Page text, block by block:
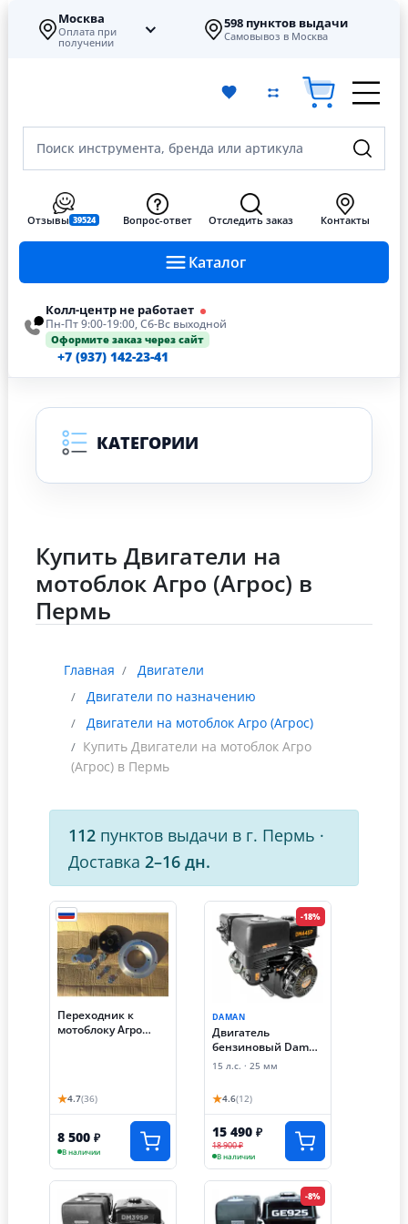
Москва
Оплата при
получении
598 пунктов выдачи
Самовывоз в Москва
Поиск инструмента, бренда или артикула
Каталог
Отзывы 39524 Вопрос-ответ Отследить заказ Контакты
Колл-центр не работает
Пн-Пт 9:00-19:00, Сб-Вс выходной
Оформите заказ через сайт
+7 (937) 142-23-41
КАТЕГОРИИ
Купить Двигатели на
мотоблок Агро (Агрос) в
Пермь
Главная
Двигатели
Двигатели по назначению
Двигатели на мотоблок Агро (Агрос)
Купить Двигатели на мотоблок Агро
(Агрос) в Пермь
112 пунктов выдачи в г. Пермь ·
Доставка 2–16 дн.
Переходник к
мотоблоку Агро
★4.7(36)
8 500 ₽
В наличии
-18%
DAMAN
Двигатель
бензиновый Daman
DM1525 (15 лс, 25
15 л.с. · 25 мм
★4.6(12)
15 490 ₽
18 900 ₽
В наличии
-8%